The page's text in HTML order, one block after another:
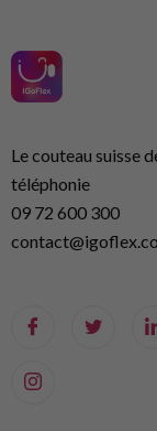
Le couteau suisse
téléphonie
09 72 600 300